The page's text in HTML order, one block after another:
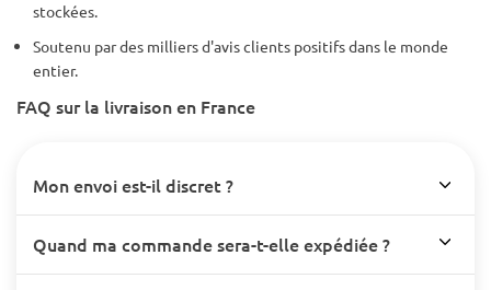
stockées.
Soutenu par des milliers d'avis clients positifs dans le monde
entier.
FAQ sur la livraison en France
Mon envoi est-il discret ?
Quand ma commande sera-t-elle expédiée ?